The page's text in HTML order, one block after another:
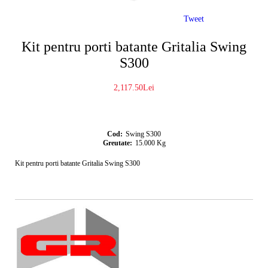
Kit pentru porti batante Gritalia Swing
S300
2,117.50Lei
Cod: Swing S300
Greutate: 15.000 Kg
Kit pentru porti batante Gritalia Swing S300
Tweet